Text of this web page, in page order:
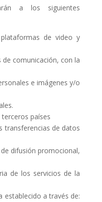
a los siguientes
de video y
comunicación, con la
e imágenes y/o
países
transferencias de datos
difusión promocional,
de los servicios de la
establecido a través de: